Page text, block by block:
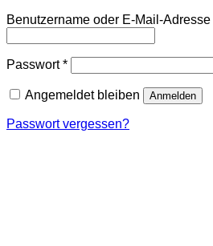
Benutzername oder E-Mail-Adresse
Passwort*Erforderlich
Angemeldet bleiben Anmelden
Passwort vergessen?